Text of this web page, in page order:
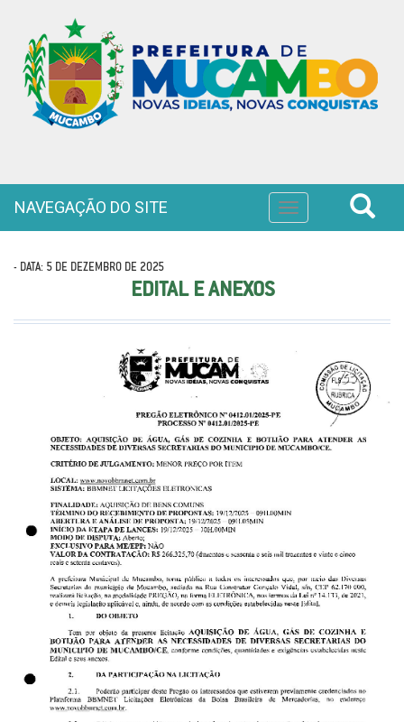
Toggle
navigation
NAVEGAÇÃO DO SITE
- DATA: 5 DE DEZEMBRO DE 2025
EDITAL E ANEXOS